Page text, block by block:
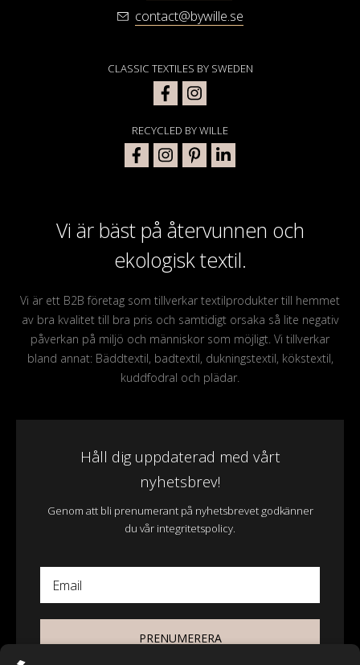
Vi är bäst på återvunnen och
ekologisk textil.
Vi är ett B2B företag som tillverkar textilprodukter till hemmet
av bra kvalitet till bra pris och samtidigt orsaka så lite negativ
påverkan på miljö och människor som möjligt. Vi tillverkar
bland annat: Bäddtextil, badtextil, dukningstextil, kökstextil,
kuddfodral och plädar.
Håll dig uppdaterad med vårt
nyhetsbrev!
Genom att bli prenumerant på nyhetsbrevet godkänner
du vår integritetspolicy.
Email
PRENUMERERA
contact@bywille.se
CLASSIC TEXTILES BY SWEDEN
RECYCLED BY WILLE